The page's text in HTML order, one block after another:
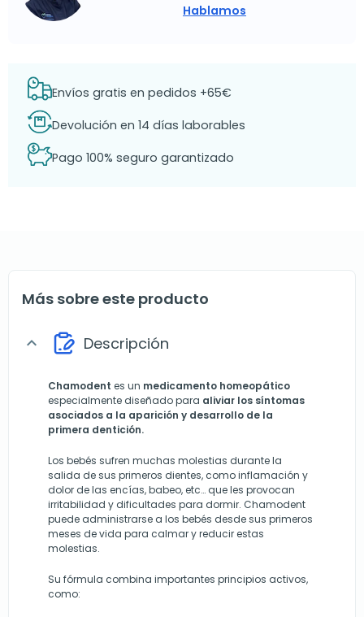
Hablamos
Envíos gratis en pedidos +65€
Devolución en 14 días laborables
Pago 100% seguro garantizado
Más sobre este producto
expand_more Descripción
Chamodent es un medicamento homeopático
especialmente diseñado para aliviar los síntomas
asociados a la aparición y desarrollo de la
primera dentición.
Los bebés sufren muchas molestias durante la
salida de sus primeros dientes, como inflamación y
dolor de las encías, babeo, etc… que les provocan
irritabilidad y dificultades para dormir. Chamodent
puede administrarse a los bebés desde sus primeros
meses de vida para calmar y reducir estas
molestias.
Su fórmula combina importantes principios activos,
como: